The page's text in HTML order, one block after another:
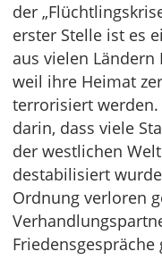
der
erster Stelle ist es
aus vielen
weil ihre Heimat
terrorisiert
darin, dass viele
der westlichen
destabilisiert
Ordnung verloren